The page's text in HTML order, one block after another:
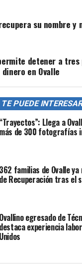
su nombre y
detener a tres
en Ovalle
TE PUEDE
“Trayectos”: Llega a
más de 300 fotografías
362 familias de Ovalle
de Recuperación tras el
Ovallino egresado de
destaca experiencia
Unidos